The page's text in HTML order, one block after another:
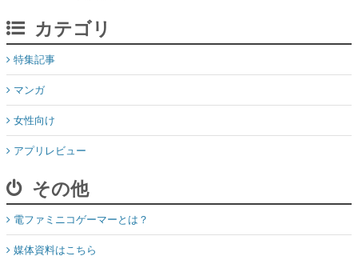
カテゴリ
特集記事
マンガ
女性向け
アプリレビュー
その他
電ファミニコゲーマーとは？
媒体資料はこちら